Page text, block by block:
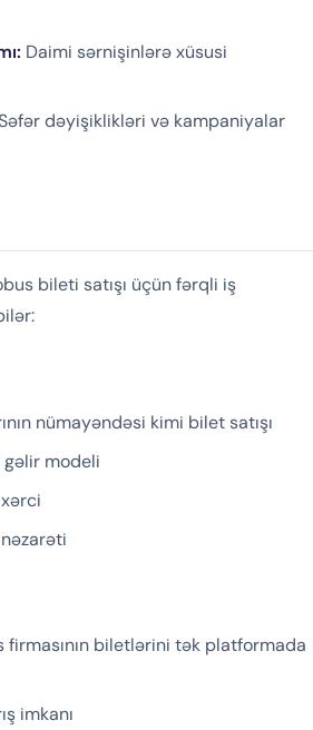
Daimi sərnişinlərə xüsusi
dəyişiklikləri və kampaniyalar
bileti satışı üçün fərqli iş
nümayəndəsi kimi bilet satışı
gəlir modeli
firmasının biletlərini tək platformada
imkanı